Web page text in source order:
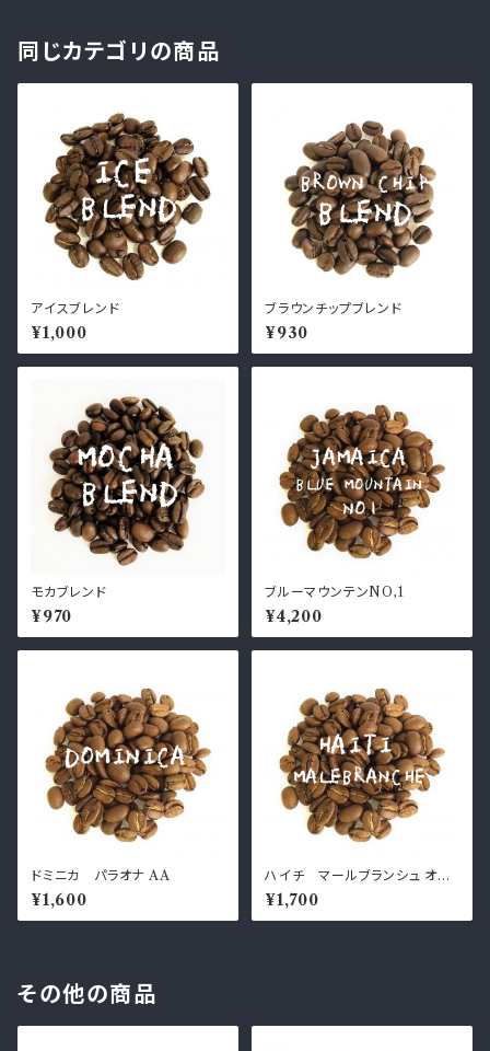
同じカテゴリの商品
アイスブレンド
¥1,000
ブラウンチップブレンド
¥930
モカブレンド
¥970
ブルーマウンテンNO,1
¥4,200
ドミニカ パラオナ AA
¥1,600
ハイチ マールブランシュ オー
ルドクロップ
¥1,700
その他の商品